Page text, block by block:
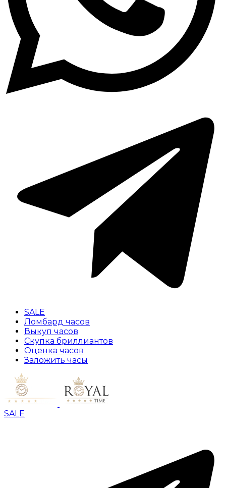
SALE
Ломбард часов
Выкуп часов
Скупка бриллиантов
Оценка часов
Заложить часы
SALE